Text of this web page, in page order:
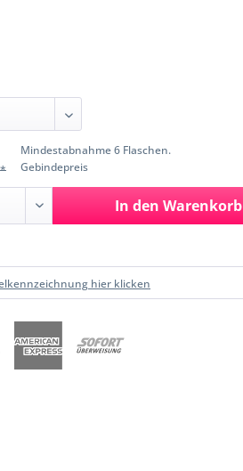
Mindestabnahme 6 Flaschen.
Gebindepreis
In den Warenkorb
hier klicken